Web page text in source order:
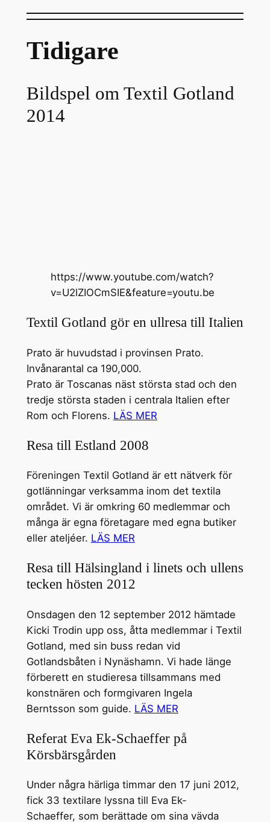
Tidigare
Bildspel om Textil Gotland
2014
https://www.youtube.com/watch?
v=U2lZIOCmSIE&feature=youtu.be
Textil Gotland gör en ullresa till Italien
Prato är huvudstad i provinsen Prato.
Invånarantal ca 190,000.
Prato är Toscanas näst största stad och den
tredje största staden i centrala Italien efter
Rom och Florens. LÄS MER
Resa till Estland 2008
Föreningen Textil Gotland är ett nätverk för
gotlänningar verksamma inom det textila
området. Vi är omkring 60 medlemmar och
många är egna företagare med egna butiker
eller ateljéer. LÄS MER
Resa till Hälsingland i linets och ullens
tecken hösten 2012
Onsdagen den 12 september 2012 hämtade
Kicki Trodin upp oss, åtta medlemmar i Textil
Gotland, med sin buss redan vid
Gotlandsbåten i Nynäshamn. Vi hade länge
förberett en studieresa tillsammans med
konstnären och formgivaren Ingela
Berntsson som guide. LÄS MER
Referat Eva Ek-Schaeffer på
Körsbärsgården
Under några härliga timmar den 17 juni 2012,
fick 33 textilare lyssna till Eva Ek-
Schaeffer, som berättade om sina vävda